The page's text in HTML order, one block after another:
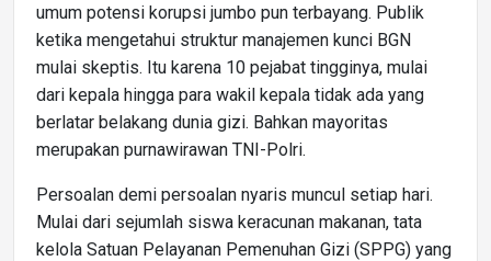
umum potensi korupsi jumbo pun terbayang. Publik
ketika mengetahui struktur manajemen kunci BGN
mulai skeptis. Itu karena 10 pejabat tingginya, mulai
dari kepala hingga para wakil kepala tidak ada yang
berlatar belakang dunia gizi. Bahkan mayoritas
merupakan purnawirawan TNI-Polri.
Persoalan demi persoalan nyaris muncul setiap hari.
Mulai dari sejumlah siswa keracunan makanan, tata
kelola Satuan Pelayanan Pemenuhan Gizi (SPPG) yang